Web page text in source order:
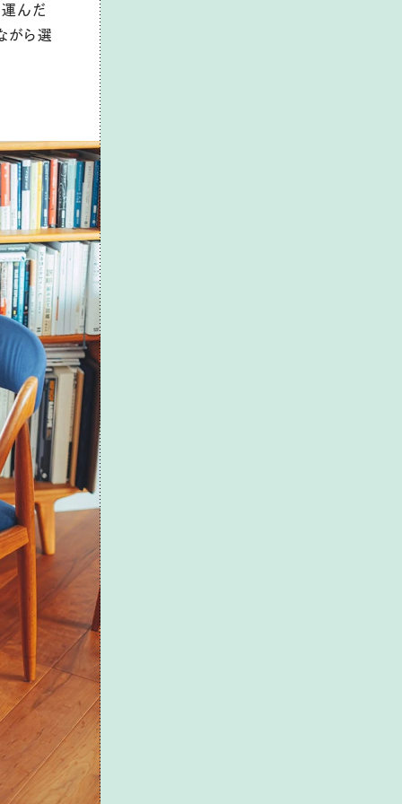
んだ
がら選